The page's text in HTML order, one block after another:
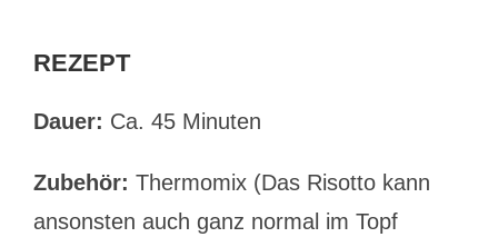
REZEPT
Dauer: Ca. 45 Minuten
Zubehör: Thermomix (Das Risotto kann
ansonsten auch ganz normal im Topf